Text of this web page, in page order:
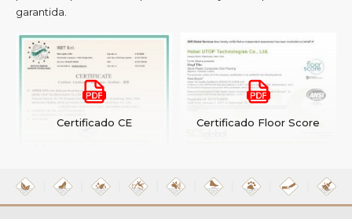
garantida.
Certificado CE Certificado Floor Score